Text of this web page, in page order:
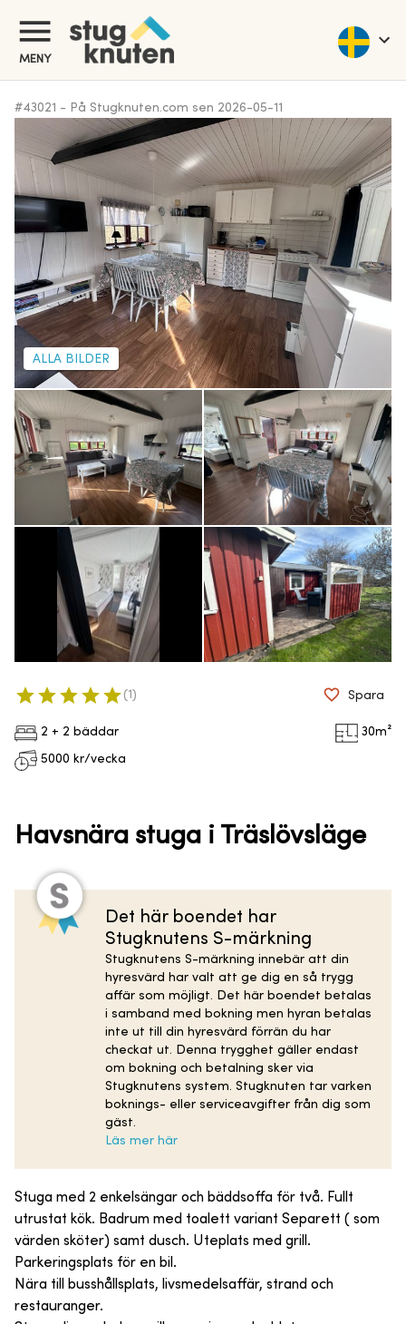
MENY
#43021 - På Stugknuten.com sen 2026-05-11
ALLA BILDER
2 + 2 bäddar 30m²
5000 kr/vecka
( 1 ) Spara
Havsnära stuga i Träslövsläge
Det här boendet har
Stugknutens S-märkning
Stugknutens S-märkning innebär att din
hyresvärd har valt att ge dig en så trygg
affär som möjligt. Det här boendet betalas
i samband med bokning men hyran betalas
inte ut till din hyresvärd förrän du har
checkat ut. Denna trygghet gäller endast
om bokning och betalning sker via
Stugknutens system. Stugknuten tar varken
boknings- eller serviceavgifter från dig som
gäst.
Läs mer här
Stuga med 2 enkelsängar och bäddsoffa för två. Fullt
utrustat kök. Badrum med toalett variant Separett ( som
värden sköter) samt dusch. Uteplats med grill.
Parkeringsplats för en bil.
Nära till busshållsplats, livsmedelsaffär, strand och
restauranger.